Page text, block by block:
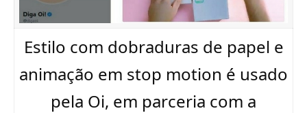
Estilo com dobraduras de papel e
animação em stop motion é usado
pela Oi, em parceria com a